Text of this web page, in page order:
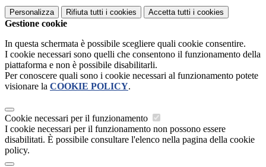
Personalizza Rifiuta tutti i cookies Accetta tutti i cookies
Gestione cookie
In questa schermata è possibile scegliere quali cookie consentire.
I cookie necessari sono quelli che consentono il funzionamento della
piattaforma e non è possibile disabilitarli.
Per conoscere quali sono i cookie necessari al funzionamento potete
visionare la COOKIE POLICY.
Cookie necessari per il funzionamento
I cookie necessari per il funzionamento non possono essere
disabilitati. È possibile consultare l'elenco nella pagina della cookie
policy.